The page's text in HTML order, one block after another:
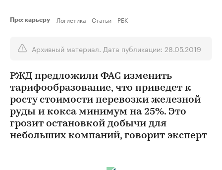
Про: карьеру Логистика Статьи РБК
Архивный материал. Дата публикации: 28.05.2019
РЖД предложили ФАС изменить
тарифообразование, что приведет к
росту стоимости перевозки железной
руды и кокса минимум на 25%. Это
грозит остановкой добычи для
небольших компаний, говорит эксперт